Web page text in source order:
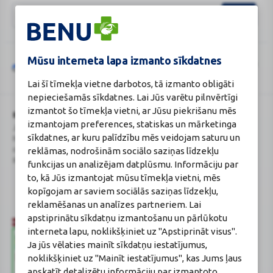
Mūsu interneta lapa izmanto sīkdatnes
Lai šī tīmekļa vietne darbotos, tā izmanto obligāti
nepieciešamās sīkdatnes. Lai Jūs varētu pilnvērtīgi
izmantot šo tīmekļa vietni, ar Jūsu piekrišanu mēs
izmantojam preferences, statiskas un mārketinga
sīkdatnes, ar kuru palīdzību mēs veidojam saturu un
reklāmas, nodrošinām sociālo saziņas līdzekļu
funkcijas un analizējam datplūsmu. Informāciju par
to, kā Jūs izmantojat mūsu tīmekļa vietni, mēs
kopīgojam ar saviem sociālās saziņas līdzekļu,
reklamēšanas un analīzes partneriem. Lai
apstiprinātu sīkdatņu izmantošanu un pārlūkotu
interneta lapu, noklikšķiniet uz "Apstiprināt visus".
Ja jūs vēlaties mainīt sīkdatņu iestatījumus,
noklikšķiniet uz "Mainīt iestatījumus", kas Jums ļaus
Google
reCAPTCHA
Šo vietni aizsargā „reCAPTCHA“, un uz to attiecas „Google“
BENU Aptieka Latvija, SIA
Juridiskā adrese / Faktiskā adrese:
Noliktavu iela 5, Dreiliņi, Stopiņu
novads, LV-2130
Reģistrācijas Nr.: 40003252167
Licence
Licences numurs: A00010
E-aptiekas kontakti
Aptiekas vadītāja:
Sertificēta farmaceite: Jeļena
Gončarova
Reģistrācijas Nr.: F-0834
Sertifikāta Nr.: 215.2025